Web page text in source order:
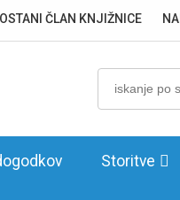
ČLAN KNJIŽNICE
Storitve